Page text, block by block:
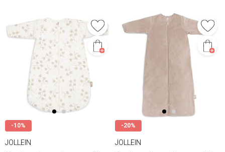
-10%
JOLLEIN
-20%
JOLLEIN